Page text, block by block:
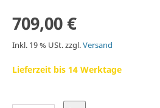
709,00 €
Inkl. 19 % USt. zzgl.Versand
Lieferzeit bis 14 Werktage